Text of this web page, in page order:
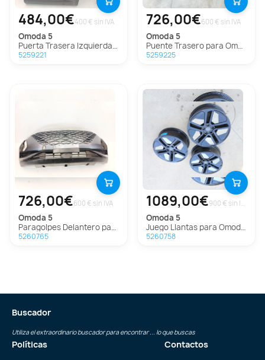
484,00€400 € sin IVA
omoda 5
Puerta Trasera Izquierda para Omoda 5
5259221
726,00€600 € sin IVA
omoda 5
Puente Trasero para Omoda 5
5259225
726,00€600 € sin IVA
omoda 5
Paragolpes Delantero para Omoda 5
5260765
1089,00€ 900 € sin IVA
omoda 5
Juego Llantas para Omoda 5
5260758
Buscador
Utiliza el extraordinario buscador para encontrar ... lo que buscas
Políticas Contactos